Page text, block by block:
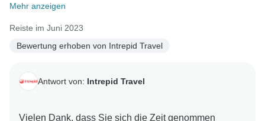
Mehr anzeigen
Reiste im Juni 2023
Bewertung erhoben von Intrepid Travel
Antwort von: Intrepid Travel
Vielen Dank, dass Sie sich die Zeit genommen